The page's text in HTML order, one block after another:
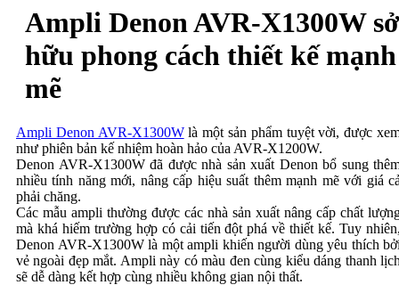
Ampli Denon AVR-X1300W sở
hữu phong cách thiết kế mạnh
mẽ
Ampli Denon AVR-X1300Wlà một sản phẩm tuyệt vời, được
như phiên bản kế nhiệm hoàn hảo của AVR-X1200W.
Denon AVR-X1300W đã được nhà sản xuất Denon bổ sung
nhiều tính năng mới, nâng cấp hiệu suất thêm mạnh mẽ với giá
phải chăng.
Các mẫu ampli thường được các nhà sản xuất nâng cấp chất
mà khá hiếm trường hợp có cải tiến đột phá về thiết kế. Tuy
Denon AVR-X1300W là một ampli khiến người dùng yêu thích
vẻ ngoài đẹp mắt. Ampli này có màu đen cùng kiểu dáng thanh
sẽ dễ dàng kết hợp cùng nhiều không gian nội thất.